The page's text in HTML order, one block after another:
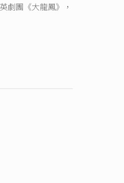
劇團《大龍鳳》，